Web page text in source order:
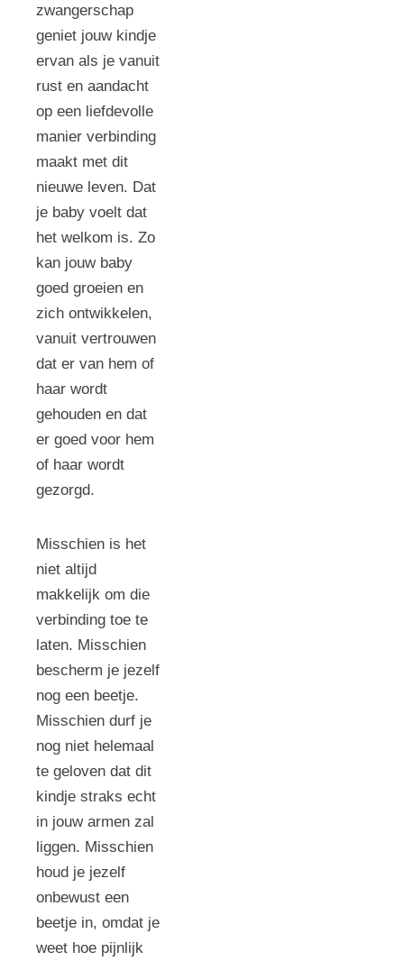
zwangerschap
geniet jouw kindje
ervan als je vanuit
rust en aandacht
op een liefdevolle
manier verbinding
maakt met dit
nieuwe leven. Dat
je baby voelt dat
het welkom is. Zo
kan jouw baby
goed groeien en
zich ontwikkelen,
vanuit vertrouwen
dat er van hem of
haar wordt
gehouden en dat
er goed voor hem
of haar wordt
gezorgd.
Misschien is het
niet altijd
makkelijk om die
verbinding toe te
laten. Misschien
bescherm je jezelf
nog een beetje.
Misschien durf je
nog niet helemaal
te geloven dat dit
kindje straks echt
in jouw armen zal
liggen. Misschien
houd je jezelf
onbewust een
beetje in, omdat je
weet hoe pijnlijk